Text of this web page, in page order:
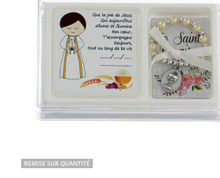
REMISE SUR QUANTITÉ